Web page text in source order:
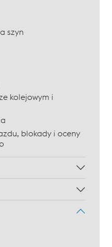
szyn
kolejowym i
blokady i oceny